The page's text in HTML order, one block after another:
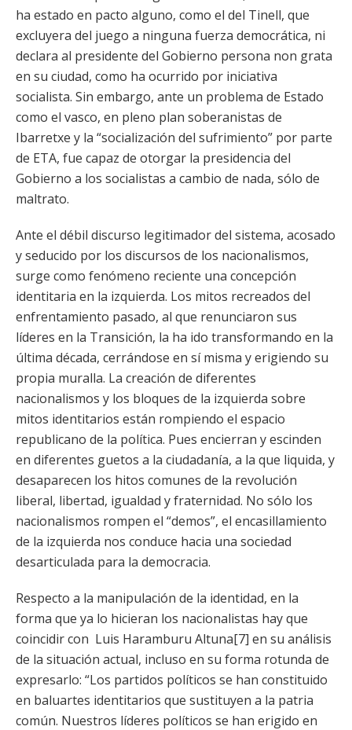
ha estado en pacto alguno, como el del Tinell, que
excluyera del juego a ninguna fuerza democrática, ni
declara al presidente del Gobierno persona non grata
en su ciudad, como ha ocurrido por iniciativa
socialista. Sin embargo, ante un problema de Estado
como el vasco, en pleno plan soberanistas de
Ibarretxe y la “socialización del sufrimiento” por parte
de ETA, fue capaz de otorgar la presidencia del
Gobierno a los socialistas a cambio de nada, sólo de
maltrato.
Ante el débil discurso legitimador del sistema, acosado
y seducido por los discursos de los nacionalismos,
surge como fenómeno reciente una concepción
identitaria en la izquierda. Los mitos recreados del
enfrentamiento pasado, al que renunciaron sus
líderes en la Transición, la ha ido transformando en la
última década, cerrándose en sí misma y erigiendo su
propia muralla. La creación de diferentes
nacionalismos y los bloques de la izquierda sobre
mitos identitarios están rompiendo el espacio
republicano de la política. Pues encierran y escinden
en diferentes guetos a la ciudadanía, a la que liquida, y
desaparecen los hitos comunes de la revolución
liberal, libertad, igualdad y fraternidad. No sólo los
nacionalismos rompen el “demos”, el encasillamiento
de la izquierda nos conduce hacia una sociedad
desarticulada para la democracia.
Respecto a la manipulación de la identidad, en la
forma que ya lo hicieran los nacionalistas hay que
coincidir con Luis Haramburu Altuna[7] en su análisis
de la situación actual, incluso en su forma rotunda de
expresarlo: “Los partidos políticos se han constituido
en baluartes identitarios que sustituyen a la patria
común. Nuestros líderes políticos se han erigido en